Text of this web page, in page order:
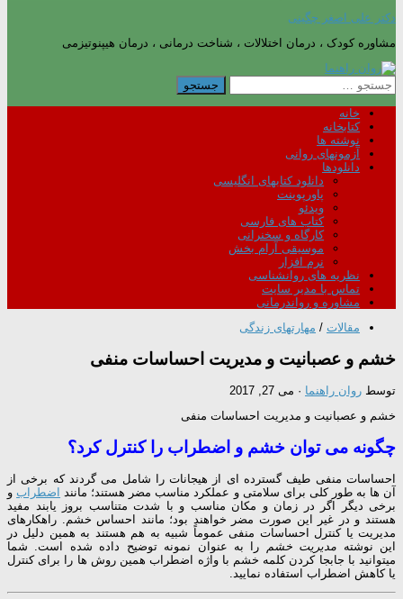
دکتر علی اصغر چگینی
مشاوره کودک ، درمان اختلالات ، شناخت درمانی ، درمان هیپنوتیزمی
جستجو
برای:
خانه
کتابخانه
نوشته ها
آزمونهای روانی
دانلودها
دانلود کتابهای انگلیسی
پاورپوینت
ویدئو
کتاب های فارسی
کارگاه و سخنرانی
موسیقی آرام بخش
نرم افزار
نظریه های روانشناسی
تماس با مدیر سایت
مشاوره و رواندرمانی
مقالات / مهارتهای زندگی
خشم و عصبانیت و مدیریت احساسات منفی
توسط روان راهنما · می 27, 2017
خشم و عصبانیت و مدیریت احساسات منفی
چگونه می توان خشم و اضطراب را کنترل کرد؟
احساسات منفی طیف گسترده ای از هیجانات را شامل می گردند که برخی از
آن ها به طور کلی برای سلامتی و عملکرد مناسب مضر هستند؛ مانند اضطرابو
برخی دیگر اگر در زمان و مکان مناسب و با شدت متناسب بروز یابند مفید
هستند و در غیر این صورت مضر خواهند بود؛ مانند احساس خشم. راهکارهای
مدیریت یا کنترل احساسات منفی عموماً شبیه به هم هستند به همین دلیل در
این نوشته مدیریت خشم را به عنوان نمونه توضیح داده شده است. شما
میتوانید با جابجا کردن کلمه خشم با واژه اضطراب همین روش ها را برای کنترل
یا کاهش اضطراب استفاده نمایید.